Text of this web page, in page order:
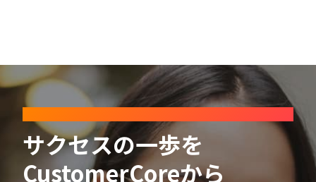
サクセスの一歩を
CustomerCoreから